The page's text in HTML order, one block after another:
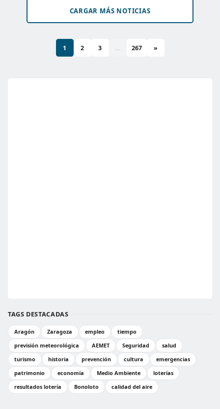
CARGAR MÁS NOTICIAS
1 2 3 ... 267 »
TAGS DESTACADAS
Aragón Zaragoza empleo
tiempo
previsión meteorológica
AEMET Seguridad
salud
turismo
historia prevención cultura
emergencias
patrimonio
economía Medio Ambiente
loterías
resultados lotería
Bonoloto calidad del aire